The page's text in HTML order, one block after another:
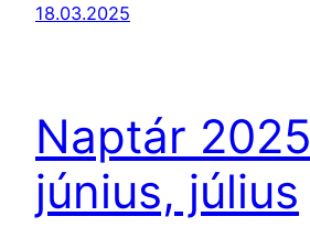
18.03.2025
Naptár 2025
június, július